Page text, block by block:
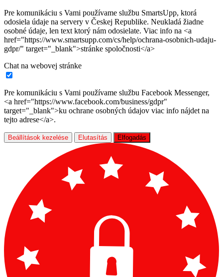
Pre komunikáciu s Vami používame službu SmartsUpp, ktorá
odosiela údaje na servery v Českej Republike. Neukladá žiadne
osobné údaje, len text ktorý nám odosielate. Viac info na <a
href="https://www.smartsupp.com/cs/help/ochrana-osobnich-udaju-
gdpr/" target="_blank">stránke spoločnosti</a>
Chat na webovej stránke
Pre komunikáciu s Vami používame službu Facebook Messenger,
<a href="https://www.facebook.com/business/gdpr"
target="_blank">ku ochrane osobných údajov viac info nájdet na
tejto adrese</a>.
Beállítások kezelése Elutasítás Elfogadás